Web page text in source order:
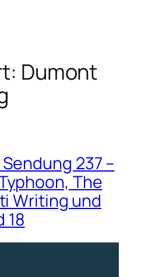
Dumont
237 –
The
Writing und
18